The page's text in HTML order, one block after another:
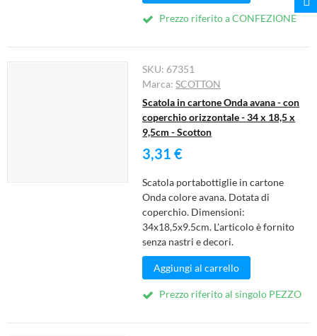
Prezzo riferito a CONFEZIONE
SKU: 67351
Marca:SCOTTON
Scatola in cartone Onda avana - con
coperchio orizzontale - 34 x 18,5 x
9,5cm - Scotton
3,31 €
Scatola portabottiglie in cartone
Onda colore avana. Dotata di
coperchio. Dimensioni:
34x18,5x9.5cm. L'articolo è fornito
senza nastri e decori.
Aggiungi al carrello
Prezzo riferito al singolo PEZZO